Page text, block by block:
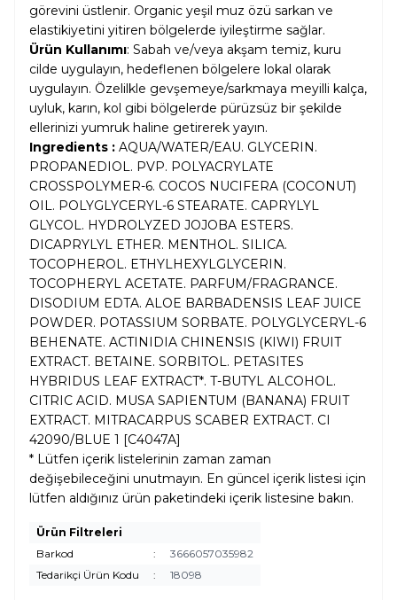
görevini üstlenir. Organic yeşil muz özü sarkan ve
elastikiyetini yitiren bölgelerde iyileştirme sağlar.
Ürün Kullanımı: Sabah ve/veya akşam temiz, kuru
cilde uygulayın, hedeflenen bölgelere lokal olarak
uygulayın. Özelilkle gevşemeye/sarkmaya meyilli kalça,
uyluk, karın, kol gibi bölgelerde pürüzsüz bir şekilde
ellerinizi yumruk haline getirerek yayın.
Ingredients : AQUA/WATER/EAU. GLYCERIN.
PROPANEDIOL. PVP. POLYACRYLATE
CROSSPOLYMER-6. COCOS NUCIFERA (COCONUT)
OIL. POLYGLYCERYL-6 STEARATE. CAPRYLYL
GLYCOL. HYDROLYZED JOJOBA ESTERS.
DICAPRYLYL ETHER. MENTHOL. SILICA.
TOCOPHEROL. ETHYLHEXYLGLYCERIN.
TOCOPHERYL ACETATE. PARFUM/FRAGRANCE.
DISODIUM EDTA. ALOE BARBADENSIS LEAF JUICE
POWDER. POTASSIUM SORBATE. POLYGLYCERYL-6
BEHENATE. ACTINIDIA CHINENSIS (KIWI) FRUIT
EXTRACT. BETAINE. SORBITOL. PETASITES
HYBRIDUS LEAF EXTRACT*. T-BUTYL ALCOHOL.
CITRIC ACID. MUSA SAPIENTUM (BANANA) FRUIT
EXTRACT. MITRACARPUS SCABER EXTRACT. CI
42090/BLUE 1 [C4047A]
* Lütfen içerik listelerinin zaman zaman
değişebileceğini unutmayın. En güncel içerik listesi için
lütfen aldığınız ürün paketindeki içerik listesine bakın.
Ürün Filtreleri
Barkod
:
3666057035982
Tedarikçi Ürün Kodu
: 18098